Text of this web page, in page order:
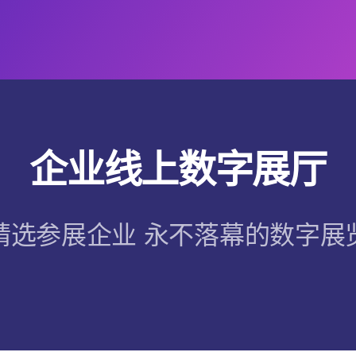
企业线上数字展厅
选参展企业 永不落幕的数字展